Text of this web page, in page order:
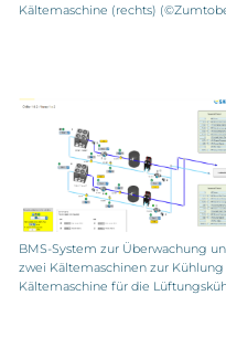
Kältemaschine (rechts)
BMS-System zur Überwachung
zwei Kältemaschinen zur
Kältemaschine für die